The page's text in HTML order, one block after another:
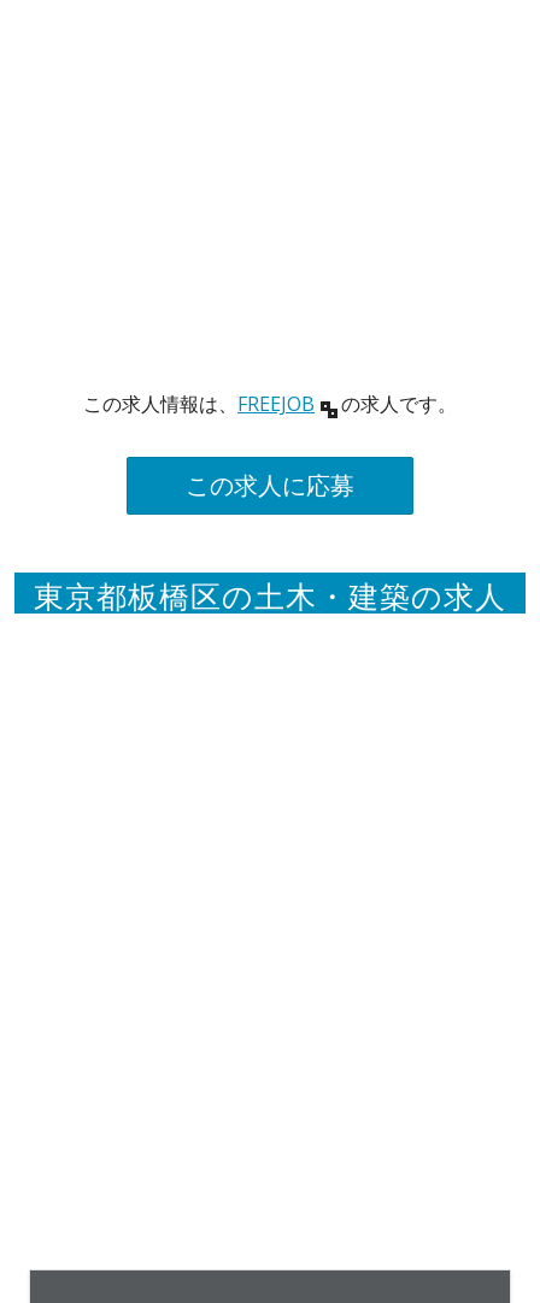
この求人情報は、 FREEJOB の求人です。
この求人に応募
東京都板橋区の土木・建築の求人